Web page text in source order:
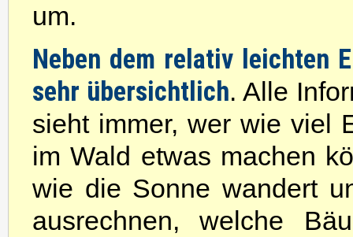
um.
Neben dem relativ leichten
sehr übersichtlich. Alle
sieht immer, wer wie viel
im Wald etwas machen
wie die Sonne wandert
ausrechnen, welche